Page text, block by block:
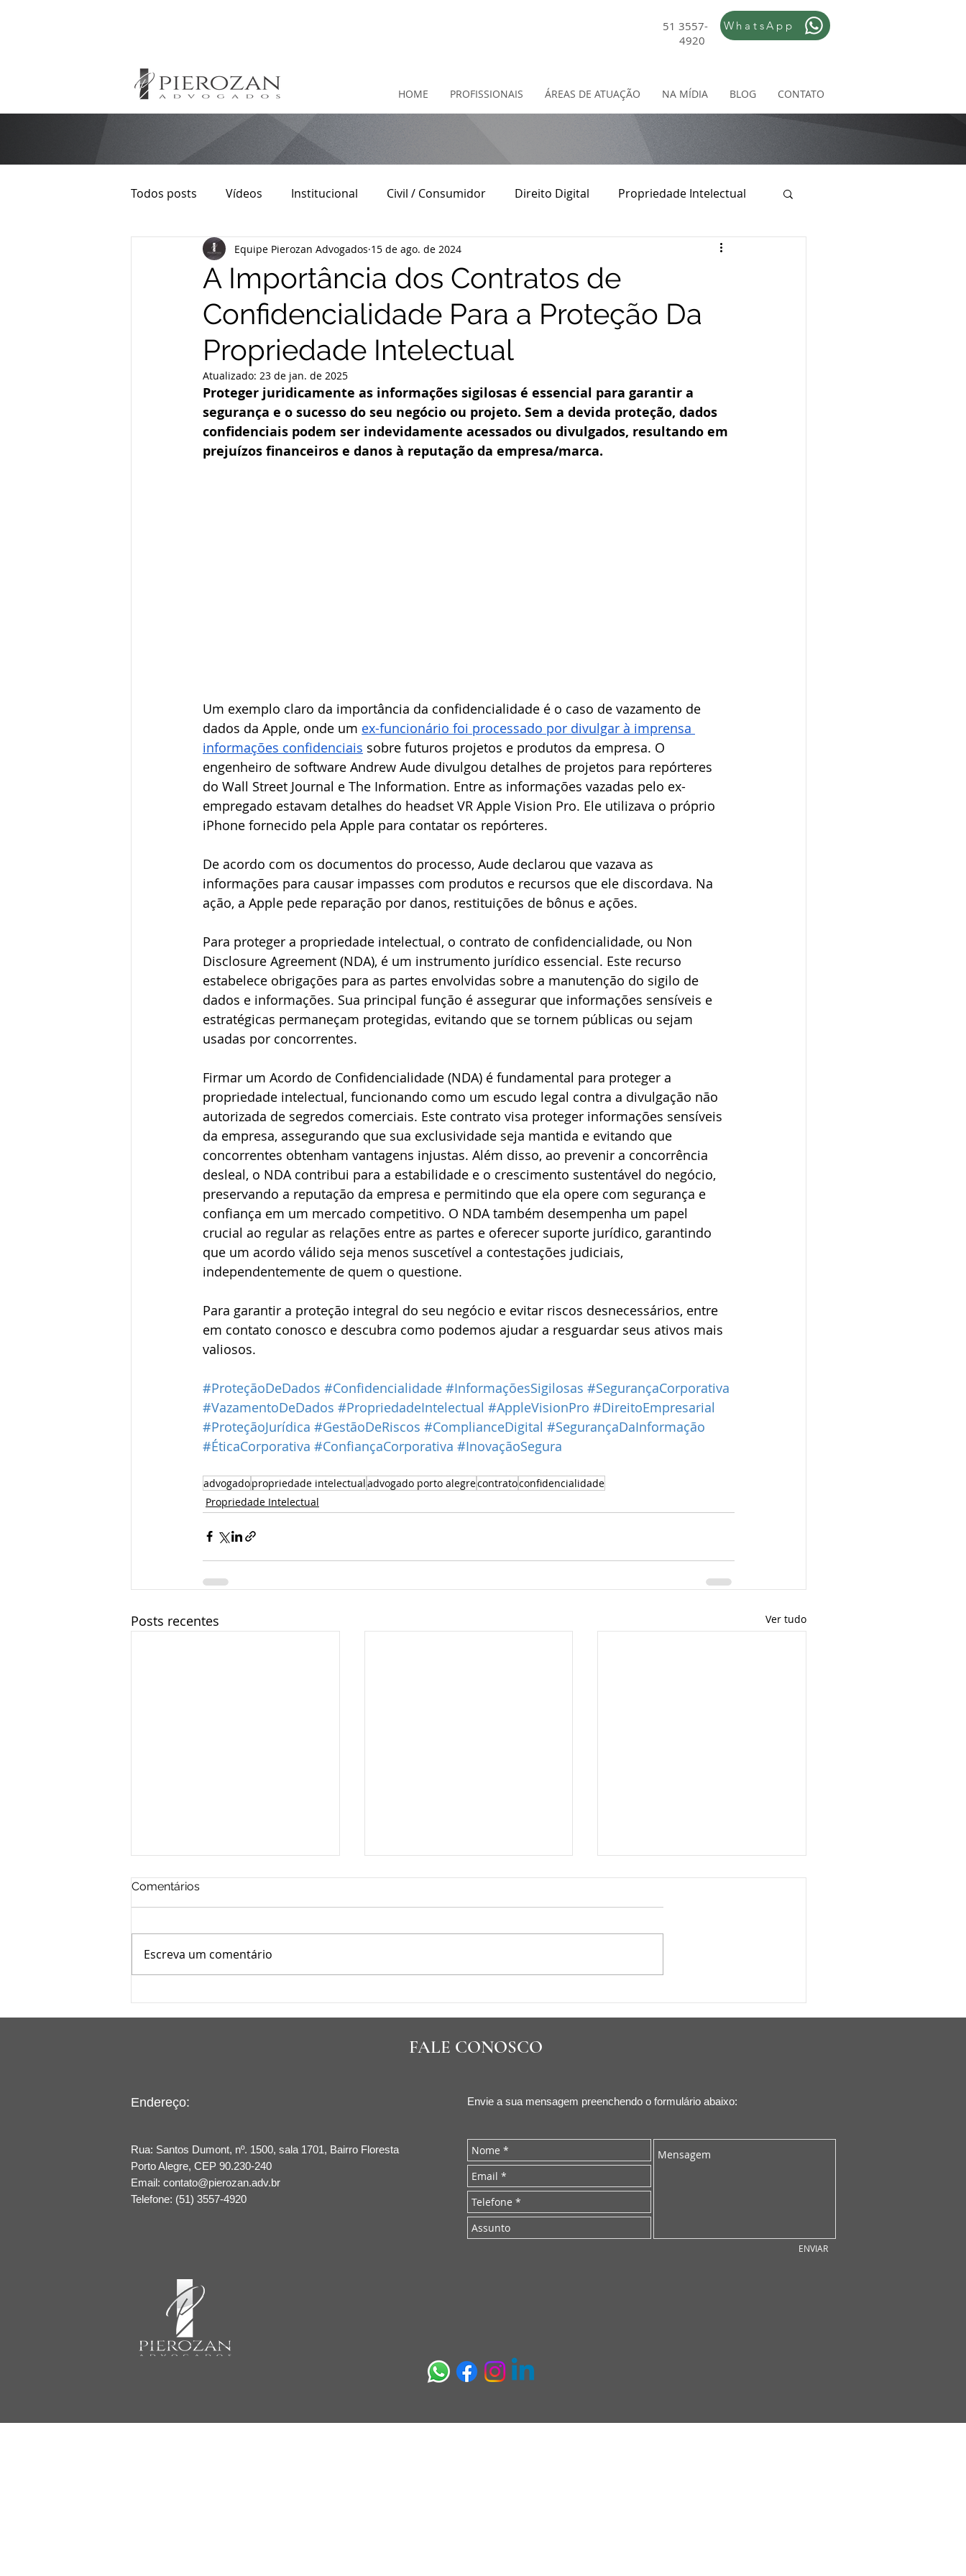
51 3557-
4920
WhatsApp
HOME PROFISSIONAIS ÁREAS DE ATUAÇÃO NA MÍDIA BLOG CONTATO
Todos posts Vídeos Institucional Civil / Consumidor Direito Digital Propriedade Intelectual
Direito Autoral Imobiliário Direito Contratual Direito Empresarial
A Importância dos Contratos de
Confidencialidade Para a Proteção Da
Propriedade Intelectual
Equipe Pierozan Advogados 15 de ago. de 2024
Atualizado: 23 de jan. de 2025
Proteger juridicamente as informações sigilosas é essencial para garantir a
segurança e o sucesso do seu negócio ou projeto. Sem a devida proteção, dados
confidenciais podem ser indevidamente acessados ou divulgados, resultando em
prejuízos financeiros e danos à reputação da empresa/marca.
Um exemplo claro da importância da confidencialidade é o caso de vazamento de
dados da Apple, onde um ex-funcionário foi processado por divulgar à imprensa
informações confidenciais sobre futuros projetos e produtos da empresa. O
engenheiro de software Andrew Aude divulgou detalhes de projetos para repórteres
do Wall Street Journal e The Information. Entre as informações vazadas pelo ex-
empregado estavam detalhes do headset VR Apple Vision Pro. Ele utilizava o próprio
iPhone fornecido pela Apple para contatar os repórteres.
De acordo com os documentos do processo, Aude declarou que vazava as
informações para causar impasses com produtos e recursos que ele discordava. Na
ação, a Apple pede reparação por danos, restituições de bônus e ações.
Para proteger a propriedade intelectual, o contrato de confidencialidade, ou Non
Disclosure Agreement (NDA), é um instrumento jurídico essencial. Este recurso
estabelece obrigações para as partes envolvidas sobre a manutenção do sigilo de
dados e informações. Sua principal função é assegurar que informações sensíveis e
estratégicas permaneçam protegidas, evitando que se tornem públicas ou sejam
usadas por concorrentes.
Firmar um Acordo de Confidencialidade (NDA) é fundamental para proteger a
propriedade intelectual, funcionando como um escudo legal contra a divulgação não
autorizada de segredos comerciais. Este contrato visa proteger informações sensíveis
da empresa, assegurando que sua exclusividade seja mantida e evitando que
concorrentes obtenham vantagens injustas. Além disso, ao prevenir a concorrência
desleal, o NDA contribui para a estabilidade e o crescimento sustentável do negócio,
preservando a reputação da empresa e permitindo que ela opere com segurança e
confiança em um mercado competitivo. O NDA também desempenha um papel
crucial ao regular as relações entre as partes e oferecer suporte jurídico, garantindo
que um acordo válido seja menos suscetível a contestações judiciais,
independentemente de quem o questione.
Para garantir a proteção integral do seu negócio e evitar riscos desnecessários, entre
em contato conosco e descubra como podemos ajudar a resguardar seus ativos mais
valiosos.
#ProteçãoDeDados #Confidencialidade #InformaçõesSigilosas #SegurançaCorporativa
#VazamentoDeDados #PropriedadeIntelectual #AppleVisionPro #DireitoEmpresarial
#ProteçãoJurídica #GestãoDeRiscos #ComplianceDigital #SegurançaDaInformação
#ÉticaCorporativa #ConfiançaCorporativa #InovaçãoSegura
advogadopropriedade intelectualadvogado porto alegrecontratoconfidencialidade
Propriedade Intelectual
Posts recentes Ver tudo
Comentários
Escreva um comentário
FALE CONOSCO
Endereço:
Rua: Santos Dumont, nº. 1500, sala 1701, Bairro Floresta
Porto Alegre​, CEP 90.230-240
Email: contato@pierozan.adv.br
Telefone: (51) 3557-4920
Envie a sua mensagem preenchendo o formulário abaixo:
ENVIAR